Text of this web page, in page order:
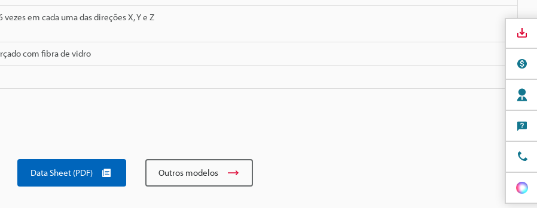
vezes em cada uma das direções X, Y e Z
com fibra de vidro
Data Sheet (PDF) Outros modelos